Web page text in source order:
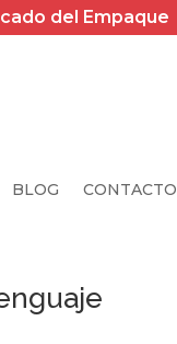
del Empaque
BLOG CONTACTO